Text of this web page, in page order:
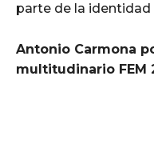
parte de la identidad
Antonio Carmona
multitudinario FEM